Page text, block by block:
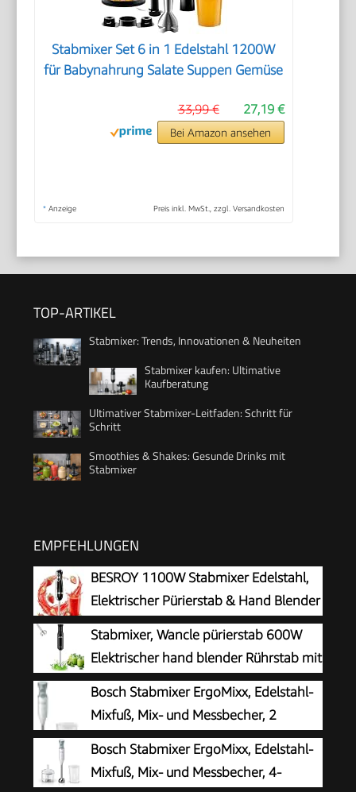
Stabmixer Set 6 in 1 Edelstahl 1200W
für Babynahrung Salate Suppen Gemüse
27,19 €
33,99 €
Bei Amazon ansehen
* Anzeige Preis inkl. MwSt., zzgl. Versandkosten
TOP-ARTIKEL
Stabmixer: Trends, Innovationen & Neuheiten
Stabmixer kaufen: Ultimative
Kaufberatung
Ultimativer Stabmixer-Leitfaden: Schritt für
Schritt
Smoothies & Shakes: Gesunde Drinks mit
Stabmixer
EMPFEHLUNGEN
BESROY 1100W Stabmixer Edelstahl,
Elektrischer Pürierstab & Hand Blender
mit 2 Geschwindigkeitsstufen + Turbo,
Kupfermotor, Spülmaschinenfest, Food
Processor für Babynahrung, Smoothies &
Suppen
Stabmixer, Wancle pürierstab 600W
Elektrischer hand blender Rührstab mit
Turbo für die Zubereitung von
Babynahrung, Salaten, Suppen und Gemüs
(Black)
Bosch Stabmixer ErgoMixx, Edelstahl-
Mixfuß, Mix- und Messbecher, 2
Geschwindigkeitsstufen, leichtes
Gehäuse, 4-Klingen-Messer, einfache
Reinigung, 600 W, weiß/grau, MSM66110
Bosch Stabmixer ErgoMixx, Edelstahl-
Mixfuß, Mix- und Messbecher, 4-